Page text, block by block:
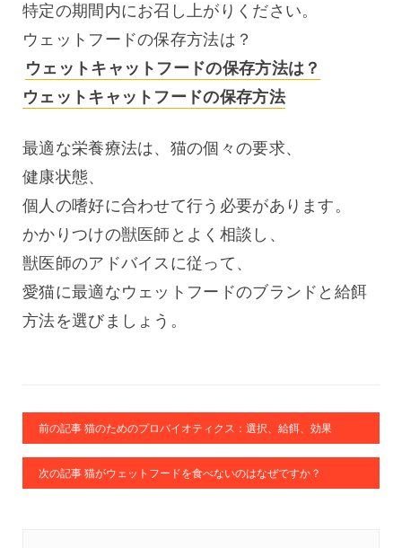
特定の期間内にお召し上がりください。
ウェットキャットフードの保存方法は？
ウェットキャットフードの保存方法
最適な栄養療法は、猫の個々の要求、
健康状態、
個人の嗜好に合わせて行う必要があります。
かかりつけの獣医師とよく相談し、
獣医師のアドバイスに従って、
愛猫に最適なウェットフードのブランドと給餌
方法を選びましょう。
前の記事 猫のためのプロバイオティクス：選択、給餌、効果
次の記事 猫がウェットフードを食べないのはなぜですか？